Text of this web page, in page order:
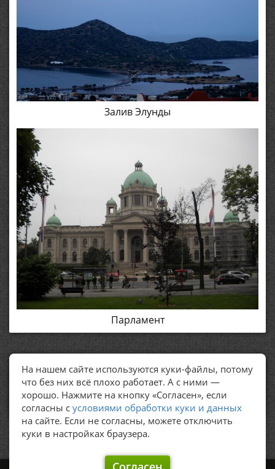
Залив Элунды
Парламент
ПОЛЕЗНЫЕ ССЫЛКИ
Политика обработки персональных данных
На нашем сайте используются куки-файлы, потому
что без них всё плохо работает. А с ними —
хорошо. Нажмите на кнопку «Согласен», если
согласны с условиями обработки куки и данных
на сайте. Если не согласны, можете отключить
куки в настройках браузера.